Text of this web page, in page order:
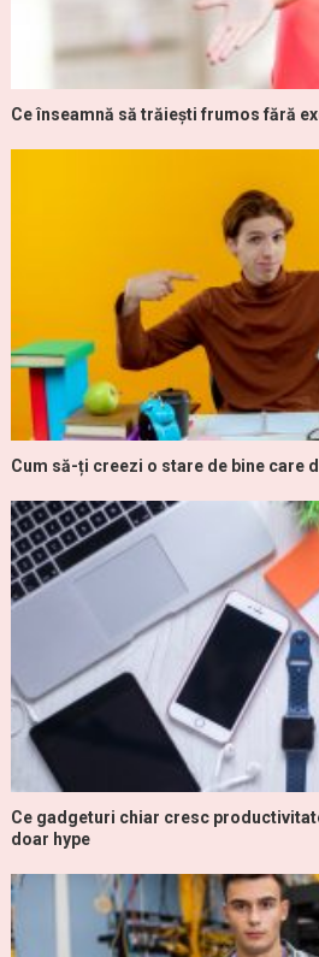
Ce înseamnă să trăiești frumos fără
Cum să-ți creezi o stare de bine care
Ce gadgeturi chiar cresc
doar hype